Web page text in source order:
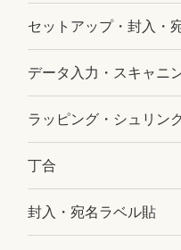
セットアップ・封入・
データ入力・スキャニ
ラッピング・シュリン
丁合
封入・宛名ラベル貼